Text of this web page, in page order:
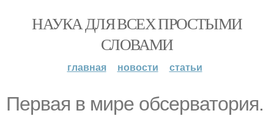
НАУКА ДЛЯ ВСЕХ ПРОСТЫМИ
СЛОВАМИ
главная новости статьи
Первая в мире обсерватория.